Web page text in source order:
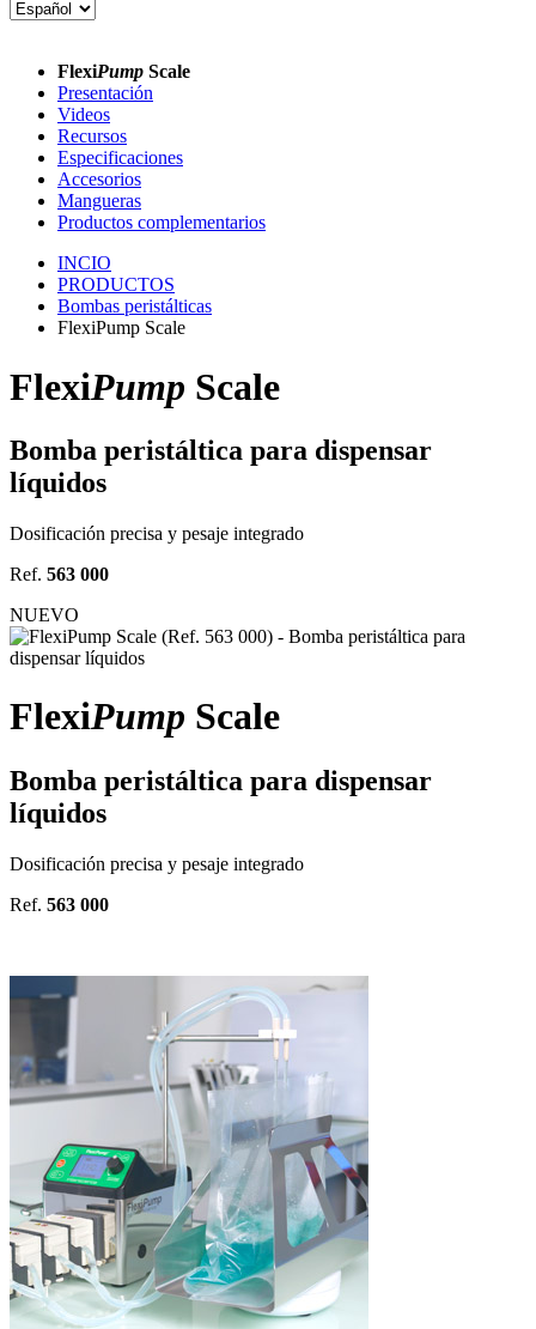
FlexiPump Scale
Presentación
Videos
Recursos
Especificaciones
Accesorios
Mangueras
Productos complementarios
INCIO
PRODUCTOS
Bombas peristálticas
FlexiPump Scale
FlexiPump Scale
Bomba peristáltica para dispensar
líquidos
Dosificación precisa y pesaje integrado
Ref. 563 000
NUEVO
FlexiPump Scale
Bomba peristáltica para dispensar
líquidos
Dosificación precisa y pesaje integrado
Ref. 563 000